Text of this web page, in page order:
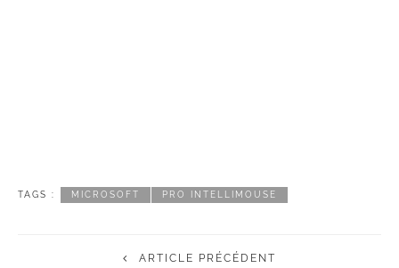
TAGS : MICROSOFT PRO INTELLIMOUSE
ARTICLE PRÉCÉDENT